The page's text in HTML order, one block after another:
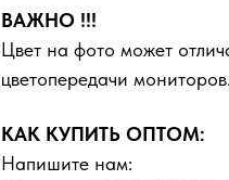
ВАЖНО !!!
Цвет на фото может
цветопередачи мониторов.
КАК КУПИТЬ ОПТОМ:
Напишите нам: